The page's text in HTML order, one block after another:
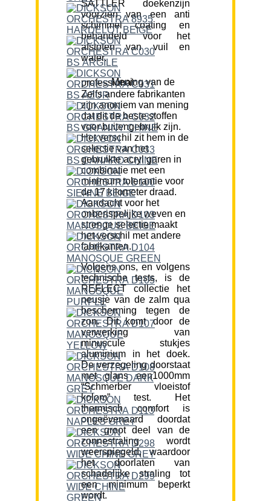
SATTLER doekenzijn
voorzien van een anti
schimmel coating en
behandeld voor het
afstoten van vuil en
water.
Mening van de professional:
Zelfs andere fabrikanten
zijn anoniem van mening
dat dit de beste stoffen
voor buitengebruik zijn.
Het verschil zit hem in de
selectie van het
gebruikte acryl garen in
combinatie met een
minimum tolerantie voor
de 17 kilometer draad.
Aandacht voor het
onberispelijke weven en
strenge selectie maakt
het verschil met andere
fabrikanten.
Volgens ons, en volgens
technische tests, is de
REFLECT collectie het
neusje van de zalm qua
bescherming tegen de
zon. Dit komt door de
verwerking van
minuscule stukjes
aluminium in het doek.
De verzegeling doorstaat
met glans een1000mm
“Schmerber vloeistof
kolom” test. Het
thermisch comfort is
ongeëvenaard doordat
een groot deel van de
zonnestraling wordt
weerspiegeld, waardoor
het doorlaten van
schadelijke straling tot
een minimum beperkt
wordt.